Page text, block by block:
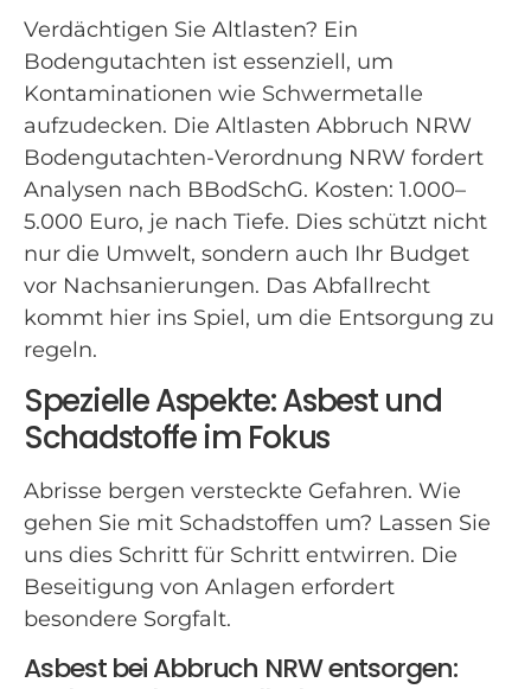
Verdächtigen Sie Altlasten? Ein
Bodengutachten ist essenziell, um
Kontaminationen wie Schwermetalle
aufzudecken. Die Altlasten Abbruch NRW
Bodengutachten-Verordnung NRW fordert
Analysen nach BBodSchG. Kosten: 1.000–
5.000 Euro, je nach Tiefe. Dies schützt nicht
nur die Umwelt, sondern auch Ihr Budget
vor Nachsanierungen. Das Abfallrecht
kommt hier ins Spiel, um die Entsorgung zu
regeln.
Spezielle Aspekte: Asbest und
Schadstoffe im Fokus
Abrisse bergen versteckte Gefahren. Wie
gehen Sie mit Schadstoffen um? Lassen Sie
uns dies Schritt für Schritt entwirren. Die
Beseitigung von Anlagen erfordert
besondere Sorgfalt.
Asbest bei Abbruch NRW entsorgen: